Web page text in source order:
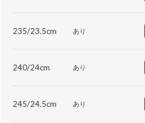
235/23.5cm あり
240/24cm あり
245/24.5cm あり